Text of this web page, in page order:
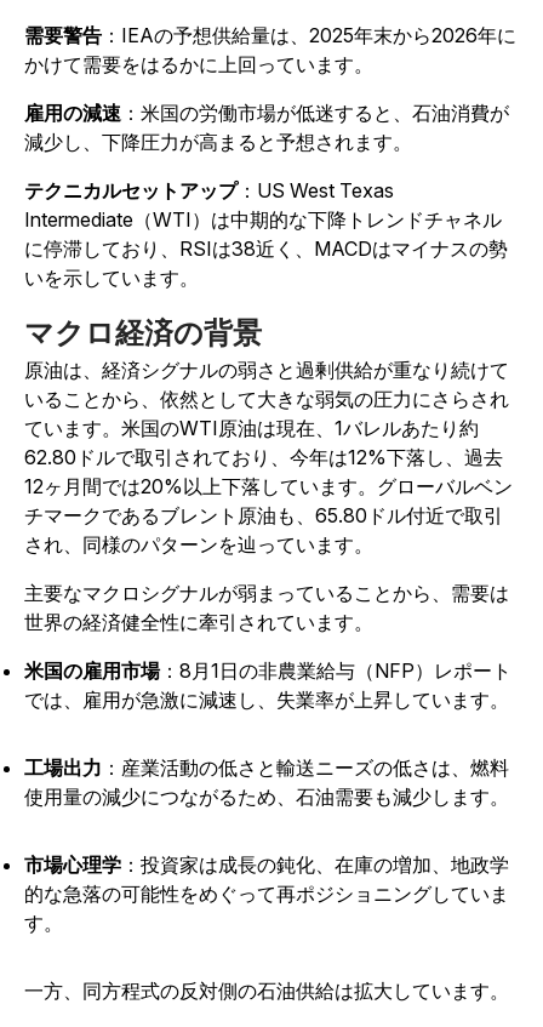
需要警告 ：IEAの予想供給量は、2025年末から2026年に
かけて需要をはるかに上回っています。
雇用の減速 ：米国の労働市場が低迷すると、石油消費が
減少し、下降圧力が高まると予想されます。
テクニカルセットアップ：US West Texas
Intermediate（WTI）は中期的な下降トレンドチャネル
に停滞しており、RSIは38近く、MACDはマイナスの勢
いを示しています。
マクロ経済の背景
原油は、経済シグナルの弱さと過剰供給が重なり続けて
いることから、依然として大きな弱気の圧力にさらされ
ています。米国のWTI原油は現在、1バレルあたり約
62.80ドルで取引されており、今年は12%下落し、過去
12ヶ月間では20%以上下落しています。グローバルベン
チマークであるブレント原油も、65.80ドル付近で取引
され、同様のパターンを辿っています。
主要なマクロシグナルが弱まっていることから、需要は
世界の経済健全性に牽引されています。
米国の雇用市場：8月1日の非農業給与（NFP）レポート
では、雇用が急激に減速し、失業率が上昇しています。
工場出力 ：産業活動の低さと輸送ニーズの低さは、燃料
使用量の減少につながるため、石油需要も減少します。
市場心理学 ：投資家は成長の鈍化、在庫の増加、地政学
的な急落の可能性をめぐって再ポジショニングしていま
す。
一方、同方程式の反対側の石油供給は拡大しています。